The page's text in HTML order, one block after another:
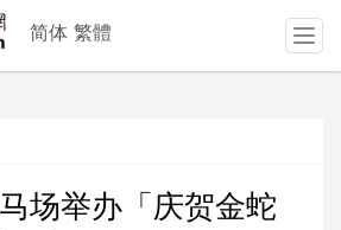
场举办「庆贺金蛇
简体 繁體
T
o